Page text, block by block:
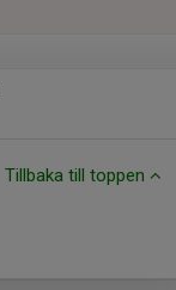
Tillbaka till toppen